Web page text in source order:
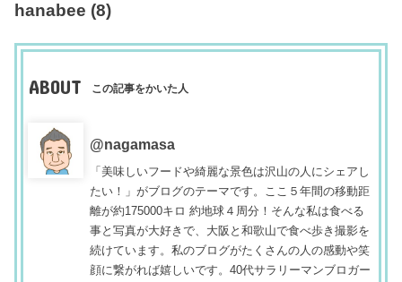
hanabee (8)
ABOUT この記事をかいた人
@nagamasa
「美味しいフードや綺麗な景色は沢山の人にシェアし
たい！」がブログのテーマです。ここ５年間の移動距
離が約175000キロ 約地球４周分！そんな私は食べる
事と写真が大好きで、大阪と和歌山で食べ歩き撮影を
続けています。私のブログがたくさんの人の感動や笑
顔に繋がれば嬉しいです。40代サラリーマンブロガー